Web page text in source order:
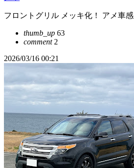
フロントグリル メッキ化！ アメ車
thumb_up 63
comment2
2026/03/16 00:21